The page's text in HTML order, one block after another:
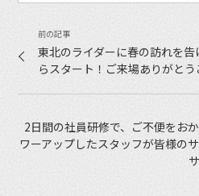
東北のライダーに春の訪れを
らスタート！ご来場ありがと
2日間の社員研修で、ご不便をお
ワーアップしたスタッフが皆様の